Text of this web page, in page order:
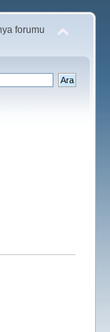
forumu